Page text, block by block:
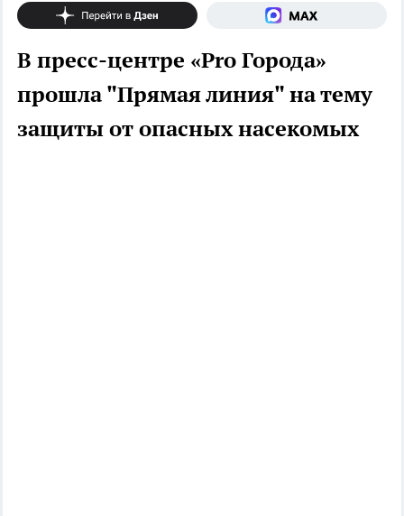
В пресс-центре «Pro Города»
прошла "Прямая линия" на тему
защиты от опасных насекомых